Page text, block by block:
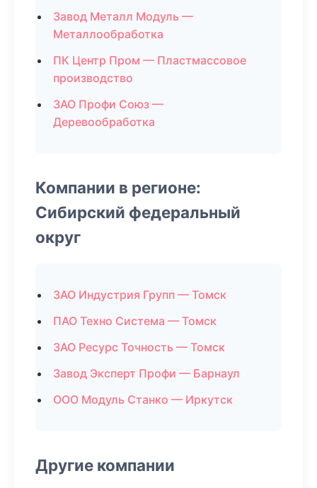
Завод Металл Модуль —
Металлообработка
ПК Центр Пром — Пластмассовое
производство
ЗАО Профи Союз —
Деревообработка
Компании в регионе:
Сибирский федеральный
округ
ЗАО Индустрия Групп — Томск
ПАО Техно Система — Томск
ЗАО Ресурс Точность — Томск
Завод Эксперт Профи — Барнаул
ООО Модуль Станко — Иркутск
Другие компании